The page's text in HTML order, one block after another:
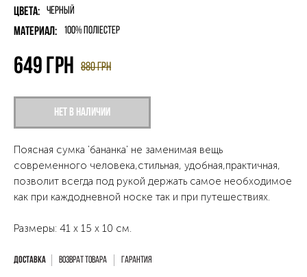
Цвета: Черный
Материал: 100% поліестер
Нет в наличии
880грн
649 грн
Поясная сумка 'бананка' не заменимая вещь
современного человека,стильная, удобная,практичная,
позволит всегда под рукой держать самое необходимое
как при каждодневной носке так и при путешествиях.
Размеры: 41 x 15 x 10 см.
Возврат товара Гарантия